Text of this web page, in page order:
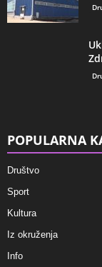
POPULARNA
Društvo
Sport
Kultura
Iz okruženja
Info